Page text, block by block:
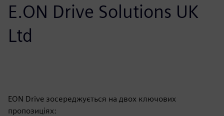
E.ON Drive Solutions UK
Ltd
EON Drive зосереджується на двох ключових
пропозиціях: